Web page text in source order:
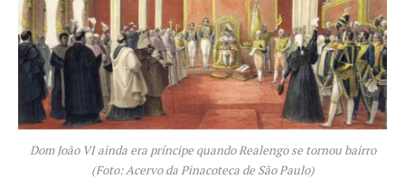
Dom João VI ainda era príncipe quando Realengo se tornou bairro
(Foto: Acervo da Pinacoteca de São Paulo)